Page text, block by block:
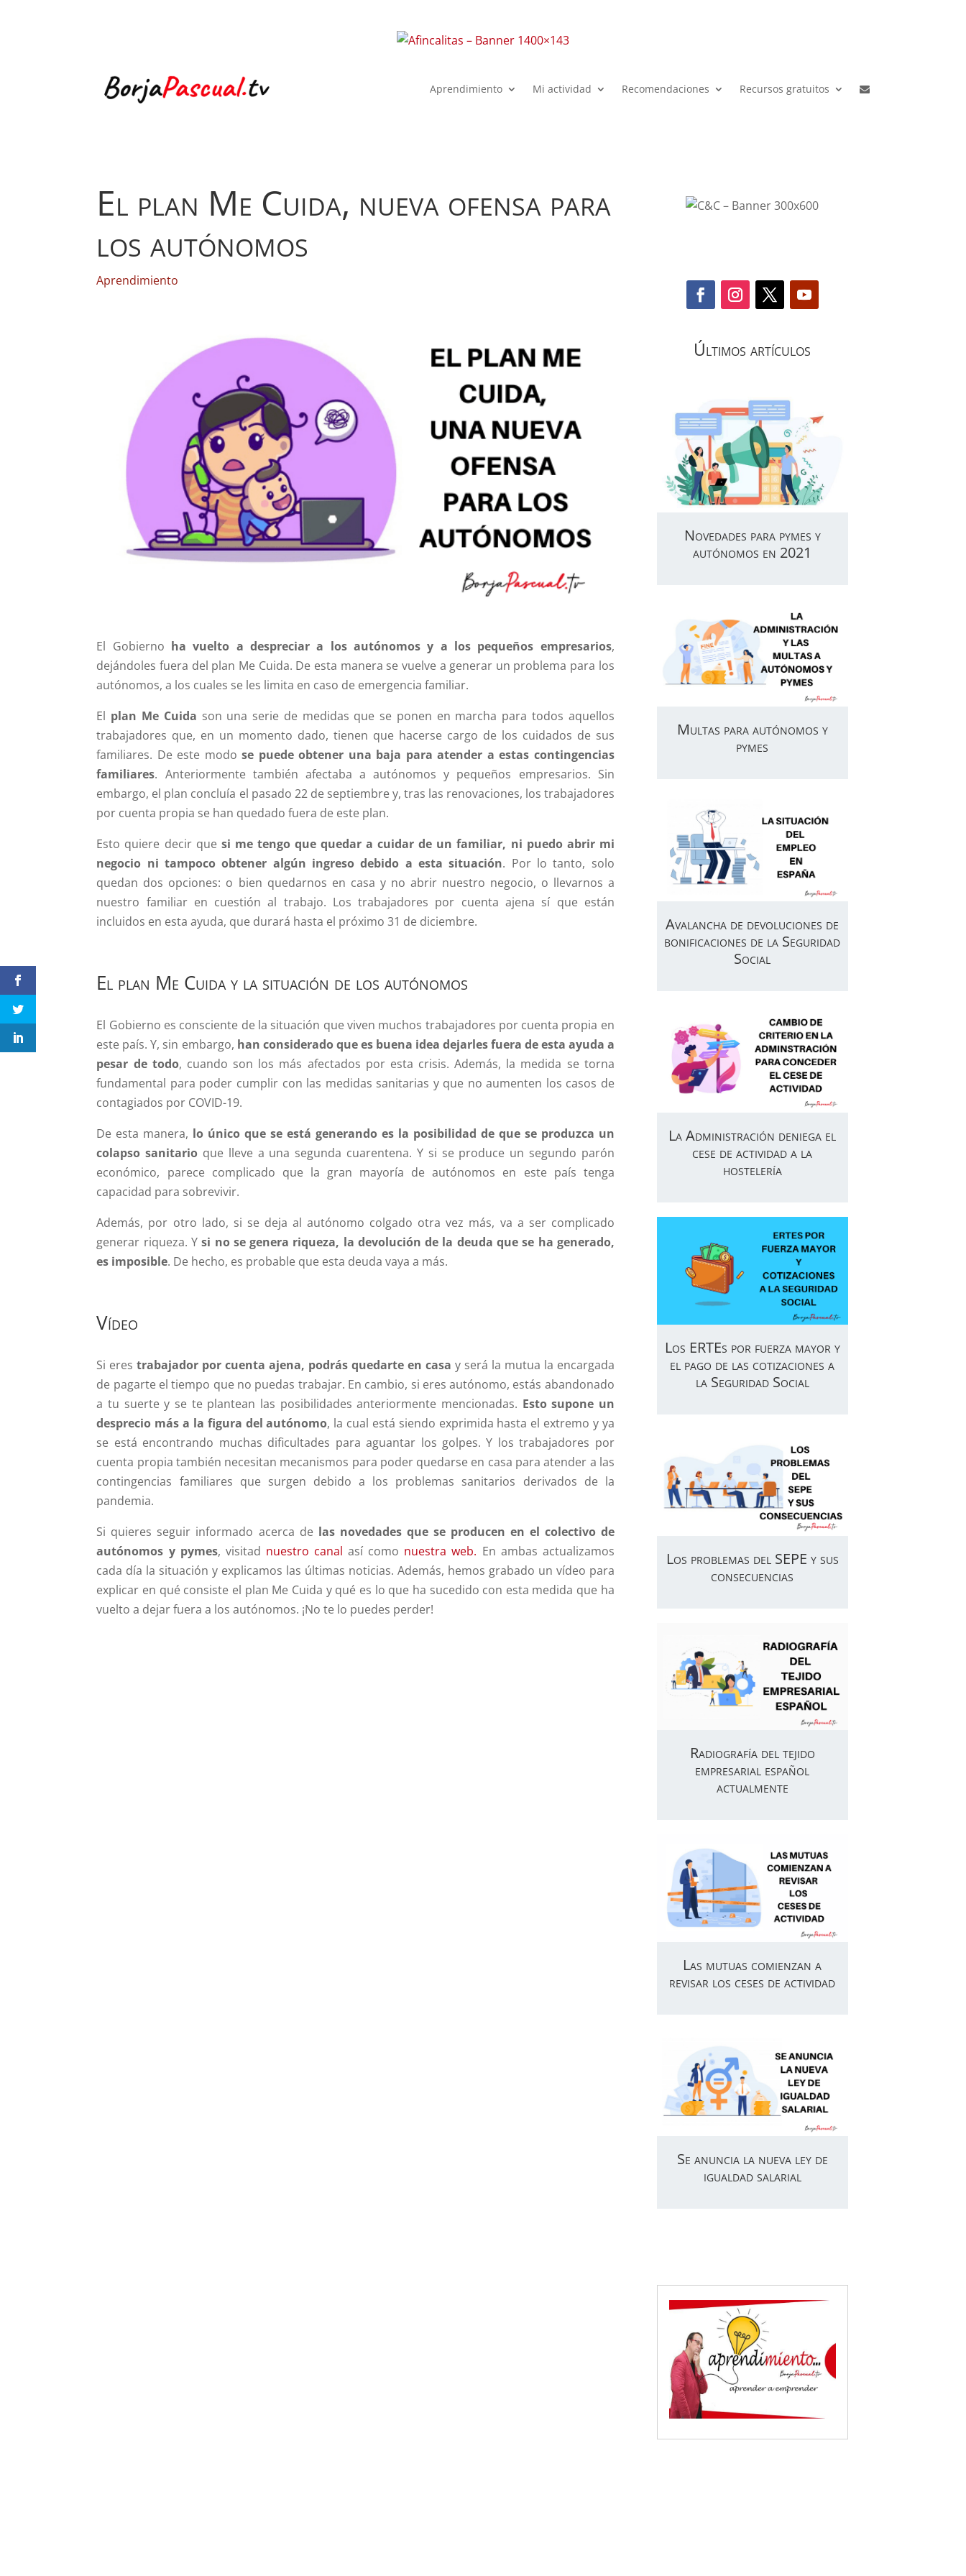
Aprendimiento Mi actividad Recomendaciones Recursos gratuitos
El plan Me Cuida, nueva ofensa para
los autónomos
Aprendimiento
El Gobierno ha vuelto a despreciar a los autónomos y a los pequeños empresarios,
dejándoles fuera del plan Me Cuida. De esta manera se vuelve a generar un problema para los
autónomos, a los cuales se les limita en caso de emergencia familiar.
El plan Me Cuida son una serie de medidas que se ponen en marcha para todos aquellos
trabajadores que, en un momento dado, tienen que hacerse cargo de los cuidados de sus
familiares. De este modose puede obtener una baja para atender a estas contingencias
familiares. Anteriormente también afectaba a autónomos y pequeños empresarios. Sin
embargo, el plan concluía el pasado 22 de septiembre y, tras las renovaciones, los trabajadores
por cuenta propia se han quedado fuera de este plan.
Esto quiere decir que si me tengo que quedar a cuidar de un familiar, ni puedo abrir mi
negocio ni tampoco obtener algún ingreso debido a esta situación. Por lo tanto, solo
quedan dos opciones: o bien quedarnos en casa y no abrir nuestro negocio, o llevarnos a
nuestro familiar en cuestión al trabajo. Los trabajadores por cuenta ajena sí que están
incluidos en esta ayuda, que durará hasta el próximo 31 de diciembre.
El plan Me Cuida y la situación de los autónomos
El Gobierno es consciente de la situación que viven muchos trabajadores por cuenta propia en
este país. Y, sin embargo, han considerado que es buena idea dejarles fuera de esta ayuda a
pesar de todo, cuando son los más afectados por esta crisis. Además, la medida se torna
fundamental para poder cumplir con las medidas sanitarias y que no aumenten los casos de
contagiados por COVID-19.
De esta manera, lo único que se está generando es la posibilidad de que se produzca un
colapso sanitario que lleve a una segunda cuarentena. Y si se produce un segundo parón
económico, parece complicado que la gran mayoría de autónomos en este país tenga
capacidad para sobrevivir.
Además, por otro lado, si se deja al autónomo colgado otra vez más, va a ser complicado
generar riqueza. Ysi no se genera riqueza, la devolución de la deuda que se ha generado,
es imposible. De hecho, es probable que esta deuda vaya a más.
Vídeo
Si erestrabajador por cuenta ajena, podrás quedarte en casa y será la mutua la encargada
de pagarte el tiempo que no puedas trabajar. En cambio, si eres autónomo, estás abandonado
a tu suerte y se te plantean las posibilidades anteriormente mencionadas. Esto supone un
desprecio más a la figura del autónomo, la cual está siendo exprimida hasta el extremo y ya
se está encontrando muchas dificultades para aguantar los golpes. Y los trabajadores por
cuenta propia también necesitan mecanismos para poder quedarse en casa para atender a las
contingencias familiares que surgen debido a los problemas sanitarios derivados de la
pandemia.
Si quieres seguir informado acerca de las novedades que se producen en el colectivo de
autónomos y pymes, visitad nuestro canal así como nuestra web. En ambas actualizamos
cada día la situación y explicamos las últimas noticias. Además, hemos grabado un vídeo para
explicar en qué consiste el plan Me Cuida y qué es lo que ha sucedido con esta medida que ha
vuelto a dejar fuera a los autónomos. ¡No te lo puedes perder!
Últimos artículos
Novedades para pymes y
autónomos en 2021
Multas para autónomos y
pymes
Avalancha de devoluciones de
bonificaciones de la Seguridad
Social
La Administración deniega el
cese de actividad a la
hostelería
Los ERTEs por fuerza mayor y
el pago de las cotizaciones a
la Seguridad Social
Los problemas del SEPE y sus
consecuencias
Radiografía del tejido
empresarial español
actualmente
Las mutuas comienzan a
revisar los ceses de actividad
Se anuncia la nueva ley de
igualdad salarial